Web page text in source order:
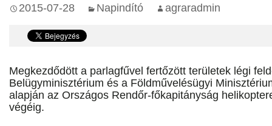
2015-07-28 Napindító agraradmin
Megkezdődött a parlagfűvel fertőzött területek légi
Belügyminisztérium és a Földművelésügyi
alapján az Országos Rendőr-főkapitányság
végéig.